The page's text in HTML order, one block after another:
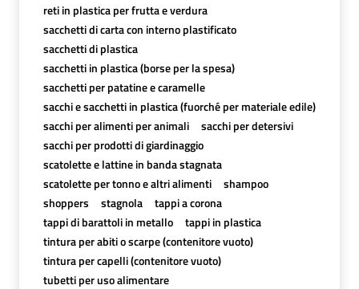
reti in plastica per frutta e verdura
sacchetti di carta con interno plastificato
sacchetti di plastica
sacchetti in plastica (borse per la spesa)
sacchetti per patatine e caramelle
sacchi e sacchetti in plastica (fuorché per materiale edile)
sacchi per alimenti per animali
sacchi per detersivi
sacchi per prodotti di giardinaggio
scatolette e lattine in banda stagnata
scatolette per tonno e altri alimenti
shampoo
shoppers
stagnola
tappi a corona
tappi di barattoli in metallo
tappi in plastica
tintura per abiti o scarpe (contenitore vuoto)
tintura per capelli (contenitore vuoto)
tubetti per uso alimentare